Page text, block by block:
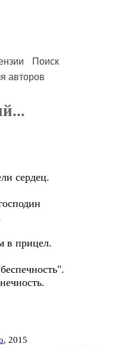
Поиск
авторов
сердец.
в прицел.
, 2015